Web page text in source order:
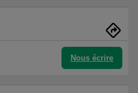
Nous écrire